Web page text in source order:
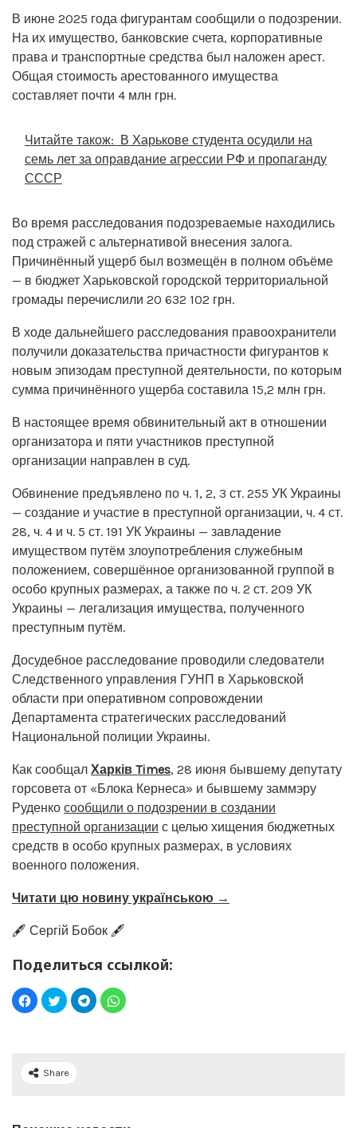
В июне 2025 года фигурантам сообщили о подозрении.
На их имущество, банковские счета, корпоративные
права и транспортные средства был наложен арест.
Общая стоимость арестованного имущества
составляет почти 4 млн грн.
Читайте також: В Харькове студента осудили на
семь лет за оправдание агрессии РФ и пропаганду
СССР
Во время расследования подозреваемые находились
под стражей с альтернативой внесения залога.
Причинённый ущерб был возмещён в полном объёме
— в бюджет Харьковской городской территориальной
громады перечислили 20 632 102 грн.
В ходе дальнейшего расследования правоохранители
получили доказательства причастности фигурантов к
новым эпизодам преступной деятельности, по которым
сумма причинённого ущерба составила 15,2 млн грн.
В настоящее время обвинительный акт в отношении
организатора и пяти участников преступной
организации направлен в суд.
Обвинение предъявлено по ч. 1, 2, 3 ст. 255 УК Украины
— создание и участие в преступной организации, ч. 4 ст.
28, ч. 4 и ч. 5 ст. 191 УК Украины — завладение
имуществом путём злоупотребления служебным
положением, совершённое организованной группой в
особо крупных размерах, а также по ч. 2 ст. 209 УК
Украины — легализация имущества, полученного
преступным путём.
Досудебное расследование проводили следователи
Следственного управления ГУНП в Харьковской
области при оперативном сопровождении
Департамента стратегических расследований
Национальной полиции Украины.
Как сообщал Харків Times, 28 июня бывшему депутату
горсовета от «Блока Кернеса» и бывшему заммэру
Руденко сообщили о подозрении в создании
преступной организации с целью хищения бюджетных
средств в особо крупных размерах, в условиях
военного положения.
Читати цю новину українською →
🖋️ Сергій Бобок 🖋️
Поделиться ссылкой:
Share